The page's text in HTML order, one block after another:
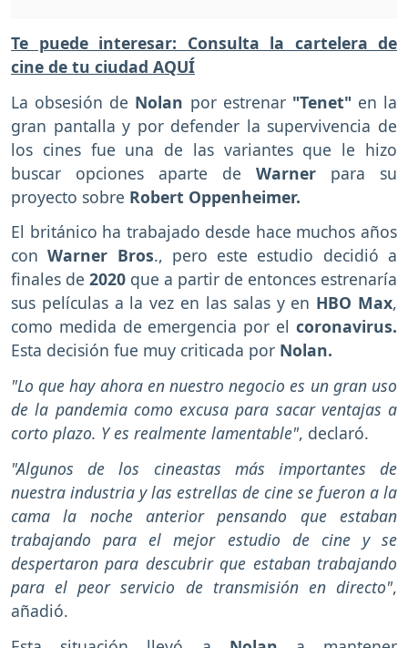
Te puede interesar: Consulta la cartelera de
cine de tu ciudad AQUÍ
La obsesión de Nolan por estrenar "Tenet" en la
gran pantalla y por defender la supervivencia de
los cines fue una de las variantes que le hizo
buscar opciones aparte de Warner para su
proyecto sobre Robert Oppenheimer.
El británico ha trabajado desde hace muchos años
conWarner Bros., pero este estudio decidió a
finales de 2020 que a partir de entonces estrenaría
sus películas a la vez en las salas y en HBO Max,
como medida de emergencia por el coronavirus.
Esta decisión fue muy criticada por Nolan.
"Lo que hay ahora en nuestro negocio es un gran uso
de la pandemia como excusa para sacar ventajas a
corto plazo. Y es realmente lamentable", declaró.
"Algunos de los cineastas más importantes de
nuestra industria y las estrellas de cine se fueron a la
cama la noche anterior pensando que estaban
trabajando para el mejor estudio de cine y se
despertaron para descubrir que estaban trabajando
para el peor servicio de transmisión en directo",
añadió.